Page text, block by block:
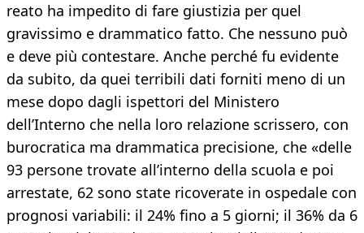
reato ha impedito di fare giustizia per quel
gravissimo e drammatico fatto. Che nessuno può
e deve più contestare. Anche perché fu evidente
da subito, da quei terribili dati forniti meno di un
mese dopo dagli ispettori del Ministero
dell’Interno che nella loro relazione scrissero, con
burocratica ma drammatica precisione, che «delle
93 persone trovate all’interno della scuola e poi
arrestate, 62 sono state ricoverate in ospedale con
prognosi variabili: il 24% fino a 5 giorni; il 36% da 6